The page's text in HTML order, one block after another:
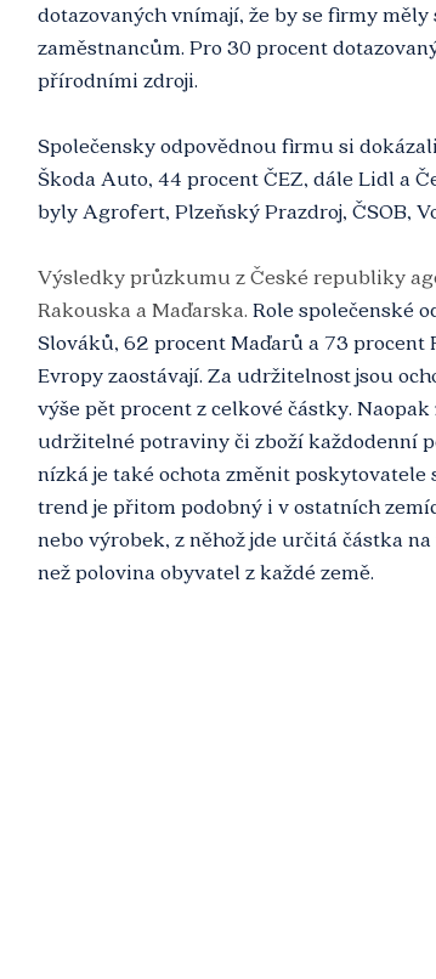
dotazovaných vnímají, že by se firmy
zaměstnancům. Pro 30 procent
přírodními zdroji.
Společensky odpovědnou firmu si
Škoda Auto, 44 procent ČEZ, dále Lidl a
byly Agrofert, Plzeňský Prazdroj, ČSOB,
Výsledky průzkumu z České republiky
Rakouska a Maďarska. Role společenské
Slováků, 62 procent Maďarů a 73
Evropy zaostávají. Za udržitelnost jsou
výše pět procent z celkové částky.
udržitelné potraviny či zboží každodenní
nízká je také ochota změnit
trend je přitom podobný i v ostatních
nebo výrobek, z něhož jde určitá částka
než polovina obyvatel z každé země.